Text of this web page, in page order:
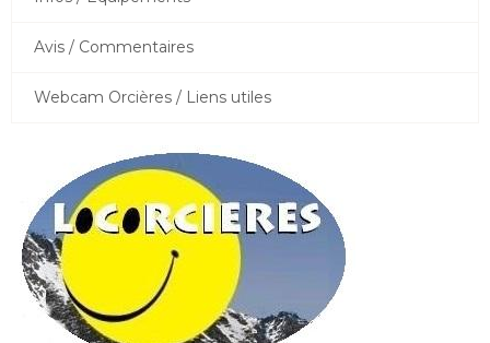
Avis / Commentaires
Webcam Orcières / Liens utiles